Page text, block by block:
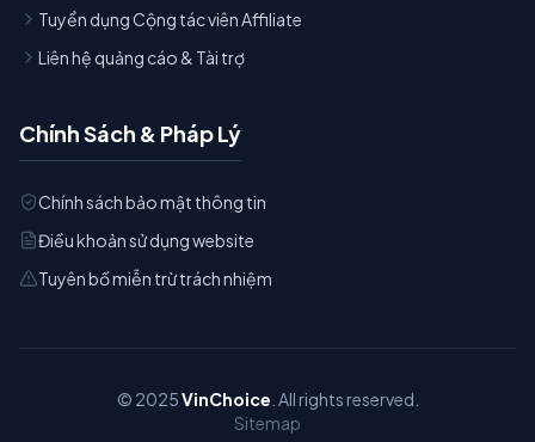
Tuyển dụng Cộng tác viên Affiliate
Liên hệ quảng cáo & Tài trợ
Chính Sách & Pháp Lý
Chính sách bảo mật thông tin
Điều khoản sử dụng website
Tuyên bố miễn trừ trách nhiệm
© 2025VinChoice . All rights reserved.
Sitemap